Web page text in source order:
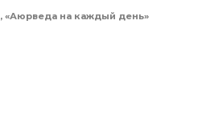
, «Аюрведа на каждый день»